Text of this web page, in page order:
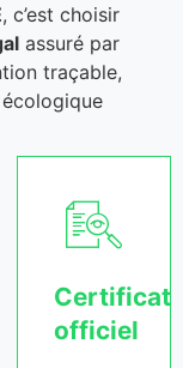
, c’est choisir
assuré par
traçable,
Certificat
officiel